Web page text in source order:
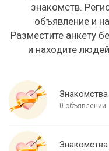
знакомств.
объявление и
Разместите анкету
и находите
0 объявлений